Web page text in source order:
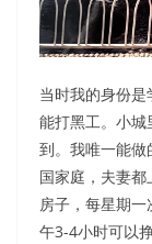
当时我的身份是
能打黑工。 小城
到。我唯一能做
国家庭，夫妻
房子，每星期一
午3-4小时可以